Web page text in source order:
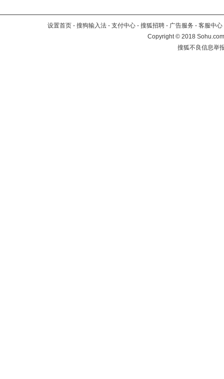
设置首页 - 搜狗输入法 - 支付中心 - 搜狐招聘 - 广告服务 - 客服中心
Copyright©2018
搜狐不良信息举